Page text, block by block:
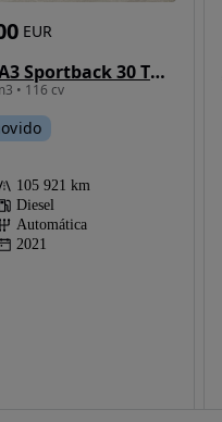
Audi A3 Sportback 30 TDI Advanced S tronic
• 116 cv
EUR
105 921 km
Diesel
Automática
2021